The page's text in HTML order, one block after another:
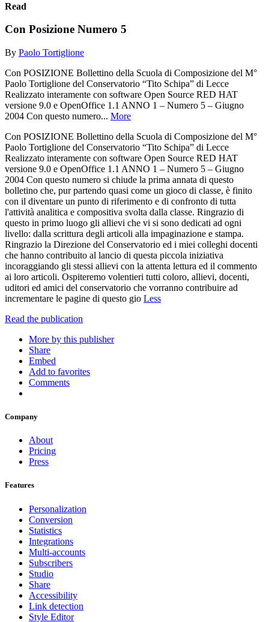
Read
Con Posizione Numero 5
By Paolo Tortiglione
Con POSIZIONE Bollettino della Scuola di Composizione del M°
Paolo Tortiglione del Conservatorio “Tito Schipa” di Lecce
Realizzato interamente con software Open Source RED HAT
versione 9.0 e OpenOffice 1.1 ANNO 1 – Numero 5 – Giugno
2004 Con questo numero... More
Con POSIZIONE Bollettino della Scuola di Composizione del M°
Paolo Tortiglione del Conservatorio “Tito Schipa” di Lecce
Realizzato interamente con software Open Source RED HAT
versione 9.0 e OpenOffice 1.1 ANNO 1 – Numero 5 – Giugno
2004 Con questo numero si chiude la prima annata di questo
bolletino che, pur partendo quasi come un gioco di classe, è finito
con il diventare un punto di riferimento e di confronto di tutta
l'attività analitica e compositiva svolta dalla classe. Ringrazio di
questo in primo luogo gli allievi che vi si sono dedicati ad ogni
livello: dalla scrittura degli articoli alla impaginazione e stampa.
Ringrazio la Direzione del Conservatorio ed i miei colleghi docenti
che hanno contribuito al lancio di questa piccola iniziativa
incoraggiando gli stessi allievi con la attenta lettura ed il commento
ai loro articoli. Ospiteremo volentieri tutti coloro, allievi, docenti,
uditori ed amici del conservatorio che vorranno contribuire ad
incrementare le pagine di questo gio Less
Read the publication
More by this publisher
Share
Embed
Add to favorites
Comments
Company
About
Pricing
Press
Features
Personalization
Conversion
Statistics
Integrations
Multi-accounts
Subscribers
Studio
Share
Accessibility
Link detection
Style Editor